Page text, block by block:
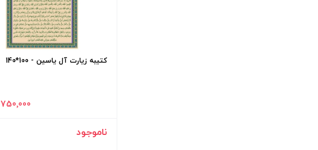
کتیبه زیارت آل یاسین - 100*140
750٬000 تومان
ناموجود